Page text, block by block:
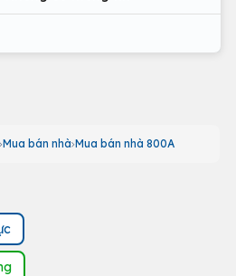
Mua bán nhà Mua bán nhà 800A